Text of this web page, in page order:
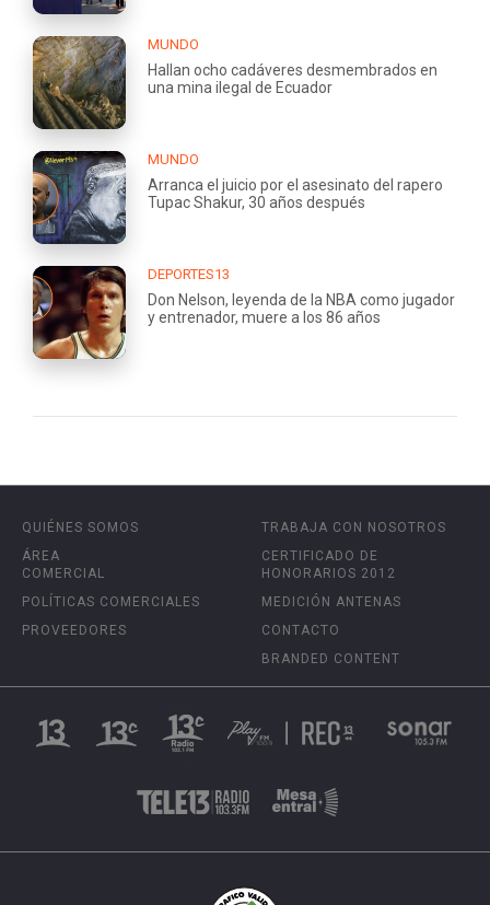
MUNDO
Hallan ocho cadáveres desmembrados en
una mina ilegal de Ecuador
MUNDO
Arranca el juicio por el asesinato del rapero
Tupac Shakur, 30 años después
DEPORTES13
Don Nelson, leyenda de la NBA como jugador
y entrenador, muere a los 86 años
QUIÉNES SOMOS
ÁREA
COMERCIAL
POLÍTICAS COMERCIALES
PROVEEDORES
TRABAJA CON NOSOTROS
CERTIFICADO DE
HONORARIOS 2012
MEDICIÓN ANTENAS
CONTACTO
BRANDED CONTENT